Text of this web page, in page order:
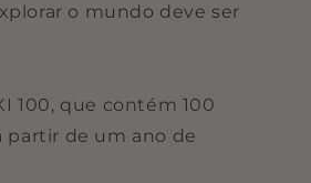
o mundo deve ser
100, que contém 100
partir de um ano de